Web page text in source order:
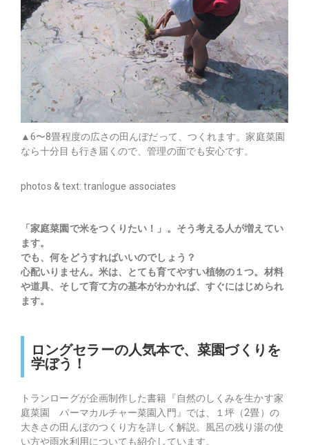
▲6〜8畳程度の広さの田んぼだって、つくれます。家庭菜園
なら十分目も行き届くので、管理の面でも安心です。
photos & text: tranlogue associates
「家庭菜園で米をつくりたい！」。そう考える人が増えてい
ます。
でも、何をどうすればいいのでしょう？
心配いりません。米は、とても育てやすい植物の１つ。材料
や道具、そして育て方の基本がわかれば、すぐにはじめられ
ます。
ロングセラーの人気本で、菜園づくりを
学ぼう！
トランローグが企画制作した書籍『自然のしくみを生かす家
庭菜園 パーマカルチャー菜園入門』では、１坪（2畳）の
大きさの田んぼのつくり方を詳しく解説。風呂の残り湯の使
い方や雨水利用についても紹介しています。